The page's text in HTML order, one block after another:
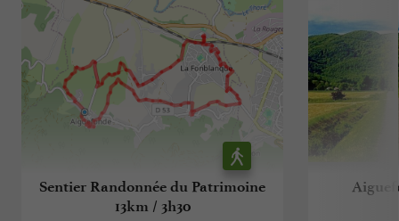
Sentier Randonnée du Patrimoine
13km / 3h30